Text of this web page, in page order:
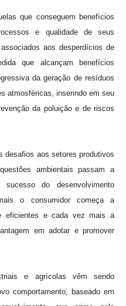
que conseguem benefícios
e qualidade de seus
aos desperdícios de
que alcançam benefícios
da geração de resíduos
atmosféricas, inserindo em seu
da poluição e de riscos
desafios aos setores produtivos
ambientais passam a
do desenvolvimento
o consumidor começa a
eficientes e cada vez mais a
em adotar e promover
e agrícolas vêm sendo
comportamento, baseado em